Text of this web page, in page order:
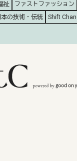
祉 ファストファッション
本の技術・伝統
Shift